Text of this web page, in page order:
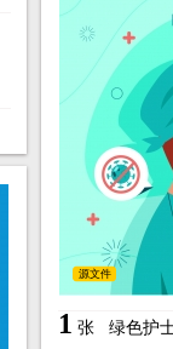
源文件
1 张 绿色护